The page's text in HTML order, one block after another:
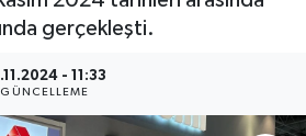
gerçekleşti.
- 11:33
GÜNCELLEME